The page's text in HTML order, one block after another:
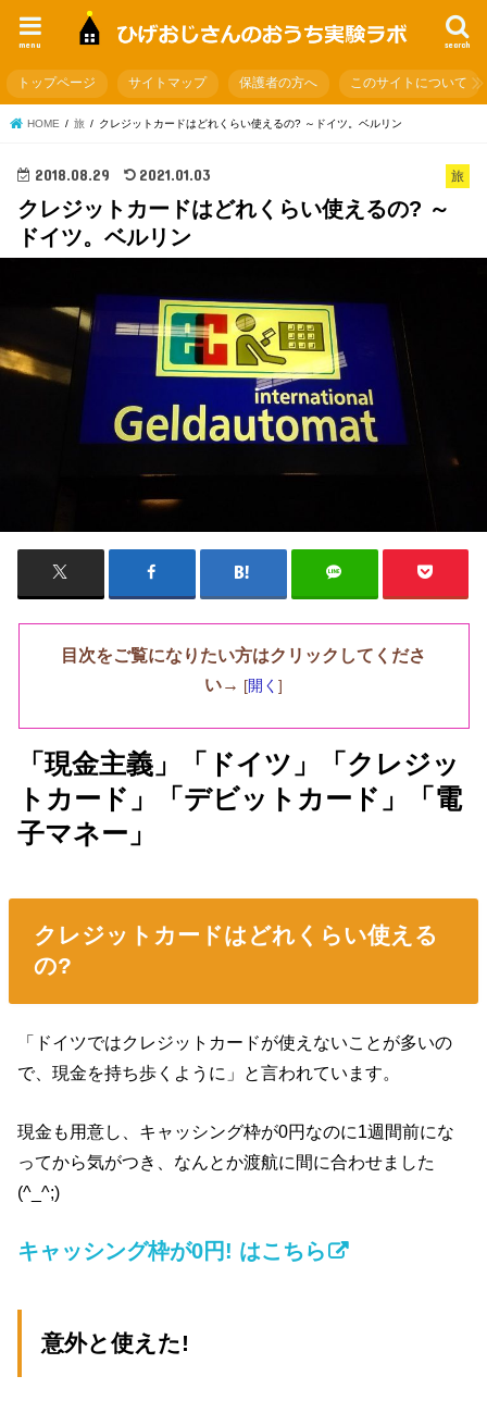
search
menu
トップページ サイトマップ 保護者の方へ このサイトについて
HOME 旅 クレジットカードはどれくらい使えるの? ～ドイツ。ベルリン
旅
2018.08.29 2021.01.03
クレジットカードはどれくらい使えるの? ～
ドイツ。ベルリン
目次をご覧になりたい方はクリックしてくださ
い→ [開く ]
「現金主義」「ドイツ」「クレジッ
トカード」「デビットカード」「電
子マネー」
クレジットカードはどれくらい使える
の?
「ドイツではクレジットカードが使えないことが多いの
で、現金を持ち歩くように」と言われています。
現金も用意し、キャッシング枠が0円なのに1週間前にな
ってから気がつき、なんとか渡航に間に合わせました
(^_^;)
キャッシング枠が0円! はこちら
意外と使えた!